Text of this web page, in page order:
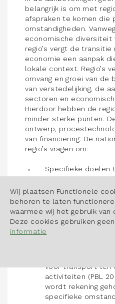
Wij plaatsen Functionele
behoren te laten
waarmee wij het gebruik
Deze cookies gebruiken
informatie
belangrijk is om met
afspraken te komen die
omstandigheden.
economische diversiteit
regio’s vergt de transitie
economie een aanpak
lokale context. Regio’s
omvang en groei van de
van verstedelijking, de
sectoren en
Hierdoor hebben de
minder sterke punten.
ontwerp,
van financiering. De
regio’s vragen om:
Specifieke doelen
passen binnen de
doelen, waarbij de
of specialisatie op
de aanwezige
In het regionale
beleid
voor transport ten
activiteiten (PBL
wordt rekening
specifieke